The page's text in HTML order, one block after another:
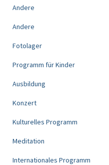
Andere
Andere
Fotolager
Programm für Kinder
Ausbildung
Konzert
Kulturelles Programm
Meditation
Internationales Programm